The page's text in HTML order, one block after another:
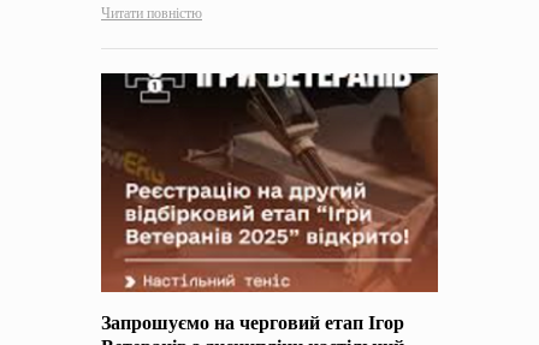
Читати повністю
Запрошуємо на черговий етап Ігор